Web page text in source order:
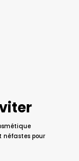
néfastes pour